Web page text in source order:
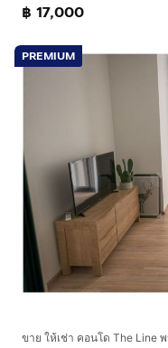
฿ 17,000
PREMIUM